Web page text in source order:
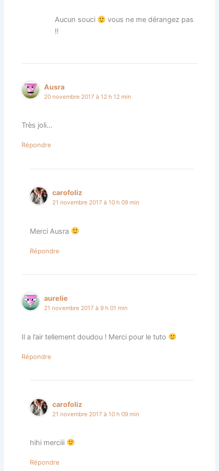
Aucun souci
vous ne me dérangez pas
!!
Ausra
20 novembre 2017 à 12 h 12 min
Très joli…
Répondre
carofoliz
21 novembre 2017 à 10 h 09 min
Merci Ausra
Répondre
aurelie
21 novembre 2017 à 9 h 01 min
Il a l’air tellement doudou ! Merci pour le tuto
Répondre
carofoliz
21 novembre 2017 à 10 h 09 min
hihi merciii
Répondre